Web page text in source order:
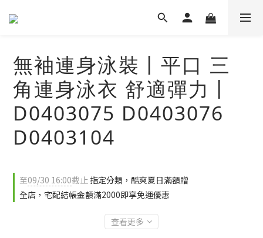
無袖連身泳裝丨平口 三
角連身泳衣 舒適彈力丨
D0403075 D0403076
D0403104
至09/30 16:00截止 指定分類，酷爽夏日滿額贈
全店，宅配結帳金額滿2000即享免運優惠
查看更多